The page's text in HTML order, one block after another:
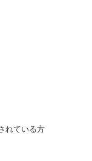
れている方